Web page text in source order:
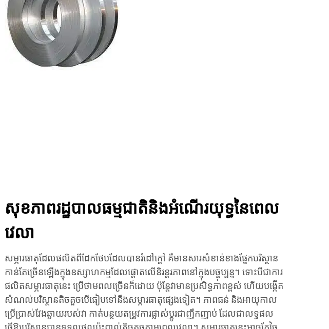
សុខភាពរដ្ឋបាលធម្មជាតិនិងអំណើរយុទ្ធនៃពេល
វេលា
សម្ភារធាតុដែលផលិតពីដែកថែបដែលបានរំដៅក្តៅ គឺមានសារសំខាន់ខាងផ្នែកបរិស្ថាន
កាន់តែច្រើនឡើងក្នុងឧស្សាហកម្មដែលផ្តោតលើនិរន្តរភាពនៅក្នុងបច្ចុប្បន្ន។ ទោះបីជាការ
ផលិតសម្ភារធាតុនេះ ប្រើថាមពលច្រើនក៏ដោយ ប៉ុន្តែវាមានប្រសិទ្ធភាពខ្ពស់ ហើយបង្កើត
សំណល់បរិស្ថានតិចតួចបើធៀបទៅនឹងសម្ភារធាតុផ្សេងទៀត។ ភាពធន់ និងអាយុកាល
ប្រើប្រាស់វែងឆ្ងាយរបស់វា កាត់បន្ថយតម្រូវការផ្លាស់ប្ដូរជាញឹកញាប់ ដែលជាលទ្ធផល